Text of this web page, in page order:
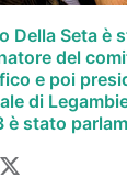
Della Seta è
del
e poi
di
è stato